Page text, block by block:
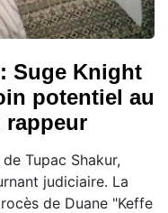
Suge Knight
potentiel au
rappeur
Tupac Shakur,
judiciaire. La
de Duane "Keffe